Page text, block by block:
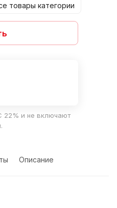
товары категории
22% и не включают
Описание